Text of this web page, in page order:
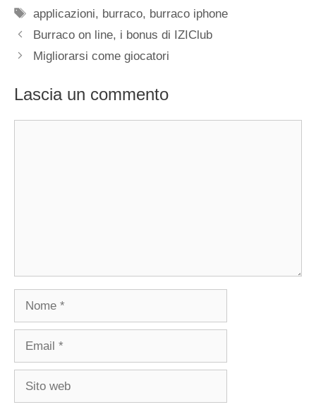
Tag
applicazioni, burraco, burraco iphone
Burraco on line, i bonus di IZIClub
Migliorarsi come giocatori
Lascia un commento
Nome
Email
Sito